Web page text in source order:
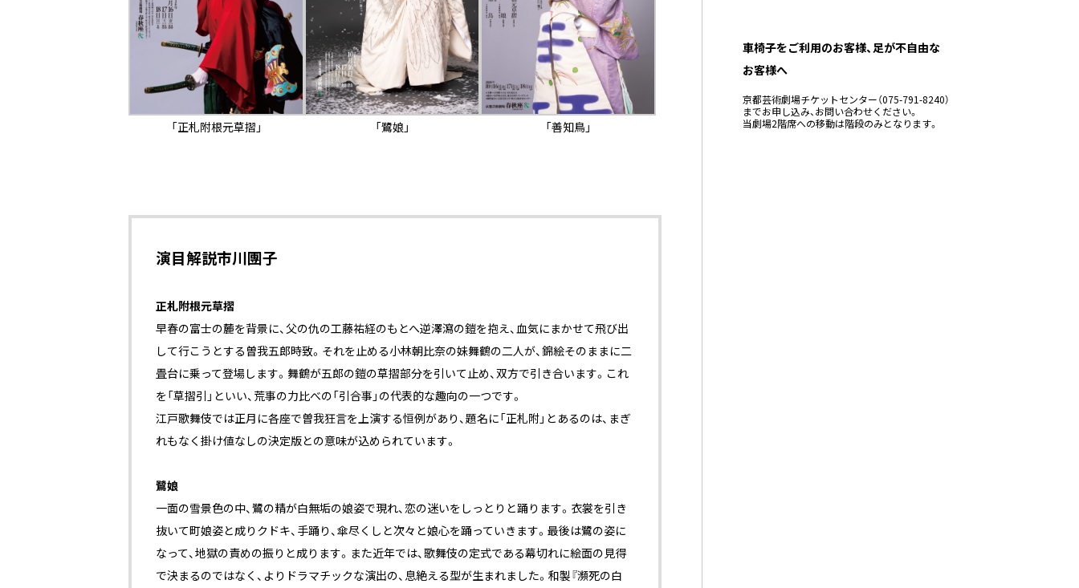
「正札附根元草摺」 「鷺娘」 「善知鳥」
演目解説――市川團子
正札附根元草摺
早春の富士の麓を背景に、父の仇の工藤祐経のもとへ逆澤瀉の鎧を抱え、血気にまかせて飛び出
して行こうとする曽我五郎時致。それを止める小林朝比奈の妹舞鶴の二人が、錦絵そのままに二
畳台に乗って登場します。舞鶴が五郎の鎧の草摺部分を引いて止め、双方で引き合います。これ
を「草摺引」といい、荒事の力比べの「引合事」の代表的な趣向の一つです。
江戸歌舞伎では正月に各座で曽我狂言を上演する恒例があり、題名に「正札附」とあるのは、まぎ
れもなく掛け値なしの決定版との意味が込められています。
鷺娘
一面の雪景色の中、鷺の精が白無垢の娘姿で現れ、恋の迷いをしっとりと踊ります。衣裳を引き
抜いて町娘姿と成りクドキ、手踊り、傘尽くしと次々と娘心を踊っていきます。最後は鷺の姿に
なって、地獄の責めの振りと成ります。また近年では、歌舞伎の定式である幕切れに絵面の見得
で決まるのではなく、よりドラマチックな演出の、息絶える型が生まれました。和製『瀕死の白
車椅子をご利用のお客様、足が不自由な
お客様へ
京都芸術劇場チケットセンター（075-791-8240）
までお申し込み、お問い合わせください。
当劇場2階席への移動は階段のみとなります。